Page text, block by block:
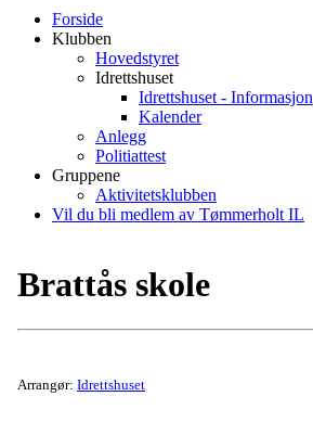
Forside
Klubben
Hovedstyret
Idrettshuset
Idrettshuset - Informasjon
Kalender
Anlegg
Politiattest
Gruppene
Aktivitetsklubben
Vil du bli medlem av Tømmerholt IL
Brattås skole
Arrangør: Idrettshuset